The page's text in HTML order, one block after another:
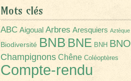
Mots clés
ABC Aigoual Arbres Aresquiers Aztèque
Biodiversité BNB BNE BNH BNO
Champignons Chêne Coléoptères
Compte-rendu